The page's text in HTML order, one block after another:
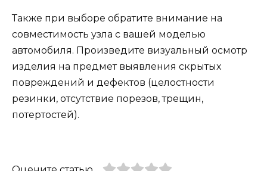
Также при выборе обратите внимание на
совместимость узла с вашей моделью
автомобиля. Произведите визуальный осмотр
изделия на предмет выявления скрытых
повреждений и дефектов (целостности
резинки, отсутствие порезов, трещин,
потертостей).